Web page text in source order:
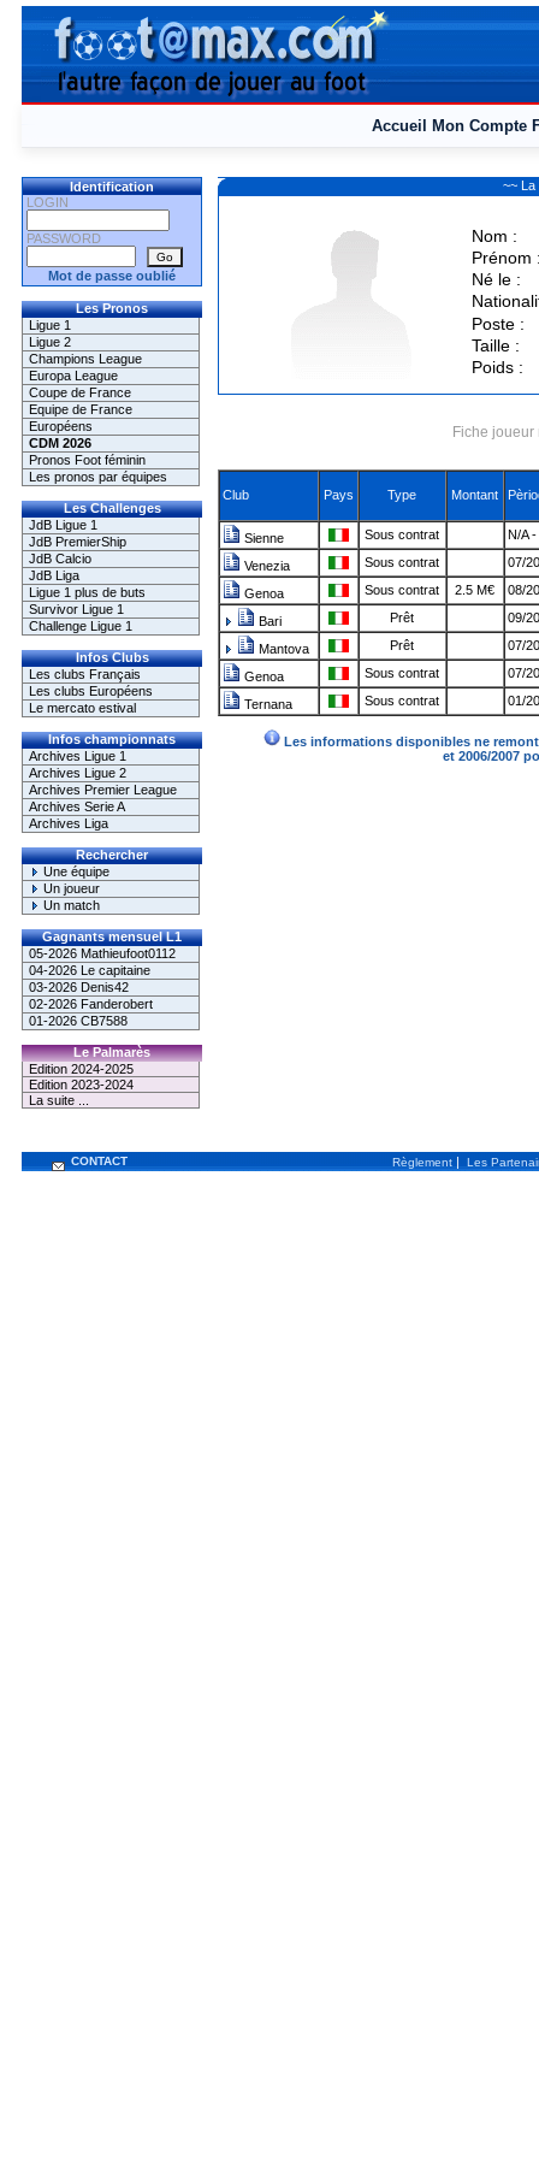
Accueil Mon Compte
Identification
LOGIN
PASSWORD
Mot de passe oublié
Les Pronos
Ligue 1
Ligue 2
Champions League
Europa League
Coupe de France
Equipe de France
Européens
CDM 2026
Pronos Foot féminin
Les pronos par équipes
Les Challenges
JdB Ligue 1
JdB PremierShip
JdB Calcio
JdB Liga
Ligue 1 plus de buts
Survivor Ligue 1
Challenge Ligue 1
Infos Clubs
Les clubs Français
Les clubs Européens
Le mercato estival
Infos championnats
Archives Ligue 1
Archives Ligue 2
Archives Premier League
Archives Serie A
Archives Liga
Rechercher
Une équipe
Un joueur
Un match
Gagnants mensuel L1
05-2026 Mathieufoot0112
04-2026 Le capitaine
03-2026 Denis42
02-2026 Fanderobert
01-2026 CB7588
Le Palmarès
Edition 2024-2025
Edition 2023-2024
La suite ...
~~ La
Nom :
Prénom
Né le :
Poste :
Taille :
Poids :
Fiche
Club Pays Type Montant
Sienne Sous contrat N/A
Venezia Sous contrat 07/
Genoa Sous contrat 2.5 M€ 08/
Bari Prêt 09/
Mantova Prêt 07/
Genoa Sous contrat 07/
Ternana Sous contrat 01/
Les informations disponibles ne
et 2006/2007
CONTACT Règlement | Les